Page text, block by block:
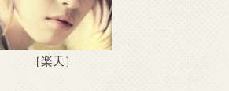
［楽天］